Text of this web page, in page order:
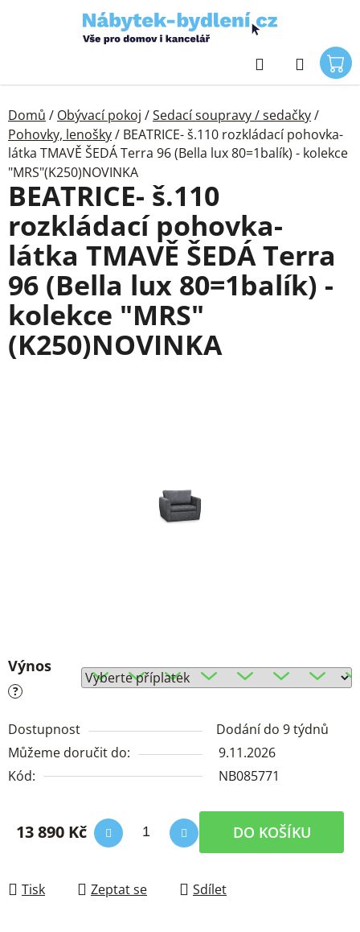
Hledat
Domů / Obývací pokoj /Sedací soupravy / sedačky/
Pohovky, lenošky/ BEATRICE- š.110 rozkládací pohovka-
látka TMAVĚ ŠEDÁ Terra 96 (Bella lux 80=1balík) - kolekce
"MRS"(K250)NOVINKA
Výnos
?
Dostupnost
Dodání do 9 týdnů
Můžeme doručit do:
9.11.2026
Kód:
NB085771
13 890 Kč DO KOŠÍKU
Tisk Zeptat se Sdílet
BEATRICE- š.110
rozkládací pohovka-
látka TMAVĚ ŠEDÁ Terra
96 (Bella lux 80=1balík) -
kolekce "MRS"
(K250)NOVINKA